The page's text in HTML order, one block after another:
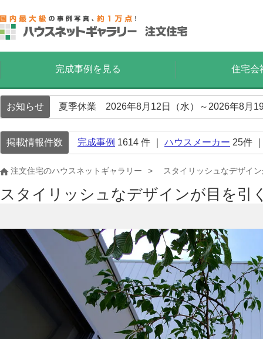
完成事例を見る 住宅会
お知らせ 夏季休業 2026年8月12日（水）～2026年8月
掲載情報件数 完成事例 1614 件 ｜ ハウスメーカー 25件
注文住宅のハウスネットギャラリー スタイリッシュなデザイ
スタイリッシュなデザインが目を引